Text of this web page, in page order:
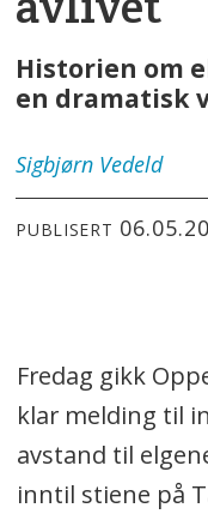
Historien om
en dramatisk
Sigbjørn Vedeld
PUBLISERT
Fredag gikk
klar melding til
avstand til
inntil stiene på